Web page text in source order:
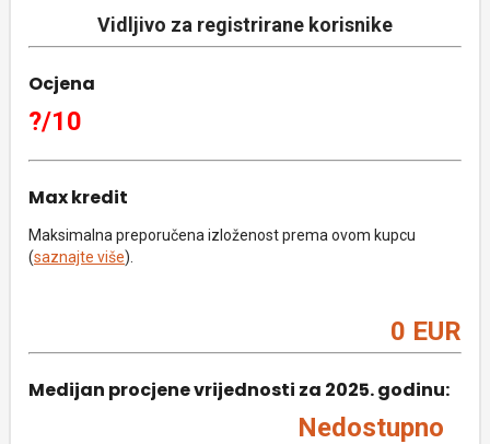
Vidljivo za registrirane korisnike
Ocjena
?/10
Max kredit
Maksimalna preporučena izloženost prema ovom kupcu
(saznajte više).
0 EUR
Medijan procjene vrijednosti za 2025. godinu:
Nedostupno